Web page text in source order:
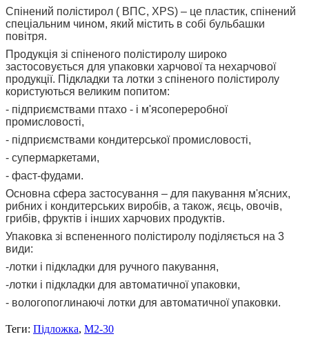
Спінений полістирол ( ВПС, XPS) – це пластик, спінений
спеціальним чином, який містить в собі бульбашки
повітря.
Продукція зі спіненого полістиролу широко
застосовується для упаковки харчової та нехарчової
продукції. Підкладки та лотки з спіненого полістиролу
користуються великим попитом:
- підприємствами птахо - і м'ясопереробної
промисловості,
- підприємствами кондитерської промисловості,
- супермаркетами,
- фаст-фудами.
Основна сфера застосування – для пакування м'ясних,
рибних і кондитерських виробів, а також, яєць, овочів,
грибів, фруктів і інших харчових продуктів.
Упаковка зі вспененного полістиролу поділяється на 3
види:
-лотки і підкладки для ручного пакування,
-лотки і підкладки для автоматичної упаковки,
- вологопоглинаючі лотки для автоматичної упаковки.
Теги: Підложка, М2-30